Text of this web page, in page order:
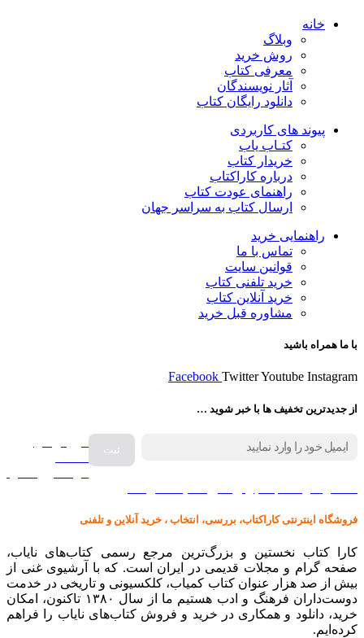
خانه
وبلاگ
روش خرید
معرفی کتاب
آثار نویسندگان
دانلود رایگان کتاب
پیوند های کاربردی
کتـاب یاب
خریدار کتاب
درباره کاراکتاب
راهنمای عودت کتاب
ارسال کتاب به سراسر جهان
راهنمایی خرید
تماس با ما
قوانین سایت
خرید تلفنی کتاب
خرید آنلاین کتاب
مشاوره قبل خرید
با ما همراه باشید
Facebook TwitterYoutube Instagram
از جدیدترین تخفیف ها با خبر شوید …
فروش انواع
فروشگاه اینترنتی کاراکتاب، بررسی، انتخاب ، خرید آنلاین و تلفنی
کارا کتاب نخستین و بزرگ‌ترین مرجع رسمی کتاب‌های نایاب،
صفحه گرام و مجلات قدیمی در ایران است. که با آرشیوی غنی از
بیش از صد هزار عنوان کتاب کمیاب، کلکسیونی و تاریخی در خدمت
دوست‌داران فرهنگ و ادب هستیم ما از سال ۱۳۸۰ تاکنون، امکان
خرید، دانلود و همکاری در خرید و فروش کتاب‌های نایاب را فراهم
کرده‌ایم.